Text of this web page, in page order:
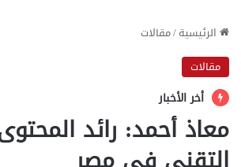
الرئيسية/مقالات
مقالات
أخر الأخبار
معاذ أحمد: رائد